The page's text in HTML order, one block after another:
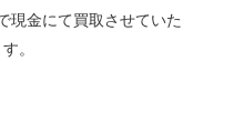
現金にて買取させていた
。